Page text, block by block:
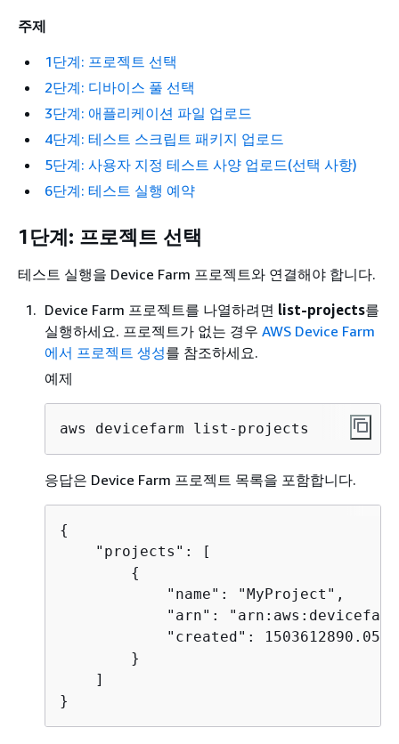
주제
1단계: 프로젝트 선택
2단계: 디바이스 풀 선택
3단계: 애플리케이션 파일 업로드
4단계: 테스트 스크립트 패키지 업로드
5단계: 사용자 지정 테스트 사양 업로드(선택 사항)
6단계: 테스트 실행 예약
1단계: 프로젝트 선택
테스트 실행을 Device Farm 프로젝트와 연결해야 합니다.
Device Farm 프로젝트를 나열하려면 list-projects를
실행하세요. 프로젝트가 없는 경우 AWS Device Farm
에서 프로젝트 생성를 참조하세요.
예제
aws devicefarm list-projects
응답은 Device Farm 프로젝트 목록을 포함합니다.
{
    "projects": [
{
            "name": "MyProject",
"arn":
            "created": 1503612890.057
        }
    ]
}